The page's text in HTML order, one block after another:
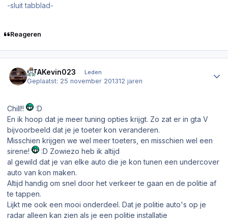
-sluit tabblad-
Reageren
GTAKevin023 Leden
Geplaatst: 25 november 201312 jaren
Chill!!
:D
En ik hoop dat je meer tuning opties krijgt. Zo zat er in gta V
bijvoorbeeld dat je je toeter kon veranderen.
Misschien krijgen we wel meer toeters, en misschien wel een
sirene!
:D Zowiezo heb ik altijd
al gewild dat je van elke auto die je kon tunen een undercover
auto van kon maken.
Altijd handig om snel door het verkeer te gaan en de politie af
te tappen.
Lijkt me ook een mooi onderdeel. Dat je politie auto's op je
radar alleen kan zien als je een politie installatie